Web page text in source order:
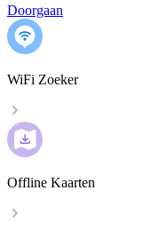
Doorgaan
WiFi Zoeker
Offline Kaarten